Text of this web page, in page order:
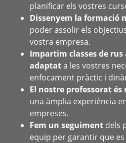
planificar els vostres
Dissenyem la formació
poder assolir els
vostra empresa.
Impartim classes de
adaptata les vostres
enfocament pràctic i
El nostre professorat és
una àmplia experiència
empreses.
Fem un seguiment dels
equip per garantir que